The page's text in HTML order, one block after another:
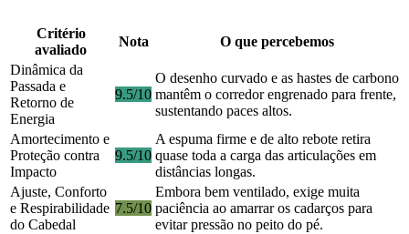
Critério
avaliado
Nota
O que percebemos
Dinâmica da
Passada e
Retorno de
Energia
9.5/10
O desenho curvado e as hastes de carbono
mantêm o corredor engrenado para frente,
sustentando paces altos.
Amortecimento e
Proteção contra
Impacto
9.5/10
A espuma firme e de alto rebote retira
quase toda a carga das articulações em
distâncias longas.
Ajuste, Conforto
e Respirabilidade
do Cabedal
7.5/10
Embora bem ventilado, exige muita
paciência ao amarrar os cadarços para
evitar pressão no peito do pé.